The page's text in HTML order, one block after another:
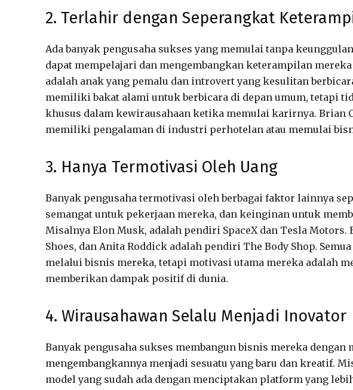
2. Terlahir dengan Seperangkat
Ada banyak pengusaha sukses yang memulai tanpa
dapat mempelajari dan mengembangkan keterampilan
adalah anak yang pemalu dan introvert yang kesulitan
memiliki bakat alami untuk berbicara di depan umum, tetapi
khusus dalam kewirausahaan ketika memulai karirnya. Brian
memiliki pengalaman di industri perhotelan atau memulai
3. Hanya Termotivasi Oleh Uang
Banyak pengusaha termotivasi oleh berbagai faktor lainnya
semangat untuk pekerjaan mereka, dan keinginan untuk
Misalnya Elon Musk, adalah pendiri SpaceX dan Tesla
Shoes, dan Anita Roddick adalah pendiri The Body Shop.
melalui bisnis mereka, tetapi motivasi utama mereka adalah
memberikan dampak positif di dunia.
4. Wirausahawan Selalu Menjadi Inovator
Banyak pengusaha sukses membangun bisnis mereka dengan
mengembangkannya menjadi sesuatu yang baru dan kreatif.
model yang sudah ada dengan menciptakan platform yang